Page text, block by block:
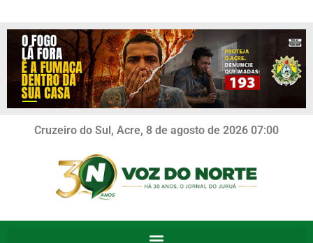
Cruzeiro do Sul, Acre, 8 de agosto de 2026 07:00